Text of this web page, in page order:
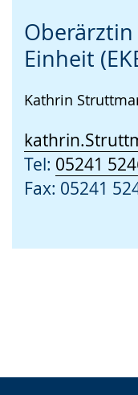
Einheit
Kathrin
Tel: 05241
Fax: 05241